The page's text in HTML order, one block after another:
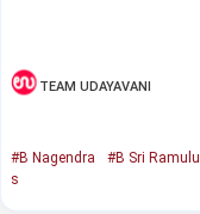
TEAM UDAYAVANI
#B Nagendra #B Sri Ramulu
s